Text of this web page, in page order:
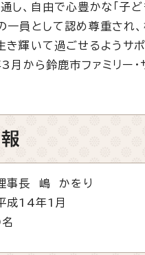
し、自由で心豊かな「子
一員として認め尊重され
き輝いて過ごせるようサ
ら鈴鹿市ファミリー・
事長 嶋 かをり
成14年1月